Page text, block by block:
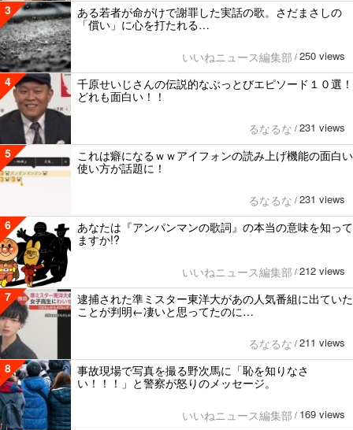
3
ある若者が命がけで謝罪した実話の歌。さだまさしの
「償い」に心を打たれる…
いいねニュース編集部 / 250 views
4
千原せいじさんの伝説的なぶっとびエピソード１０選！
どれも面白い！！
るなるな / 231 views
5
これは癖になるｗｗアイフォンの読み上げ機能の面白い
使い方が話題に！
るなるな / 231 views
6
あなたは『アンパンマンの歌詞』の本当の意味を知って
ますか!?
いいねニュース編集部 / 212 views
7
逮捕された準ミスター東洋大があの人気番組に出ていた
ことが判明←凄いと思ってたのに…
るなるな / 211 views
8
事故現場で写真を撮る野次馬に「恥を知りなさ
い！！！」と警察が怒りのメッセージ。
いいねニュース編集部 / 169 views